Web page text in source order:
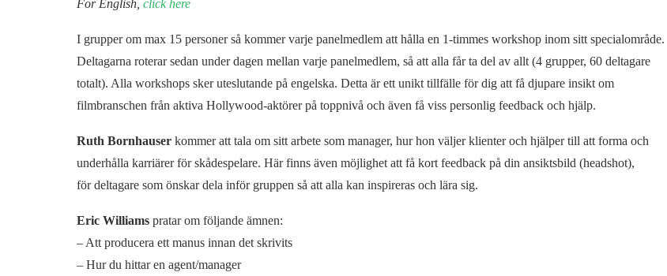
For English, click here
I grupper om max 15 personer så kommer varje panelmedlem att hålla en 1-timmes workshop inom sitt specialområde.
Deltagarna roterar sedan under dagen mellan varje panelmedlem, så att alla får ta del av allt (4 grupper, 60 deltagare
totalt). Alla workshops sker uteslutande på engelska. Detta är ett unikt tillfälle för dig att få djupare insikt om
filmbranschen från aktiva Hollywood-aktörer på toppnivå och även få viss personlig feedback och hjälp.
Ruth Bornhauserkommer att tala om sitt arbete som manager, hur hon väljer klienter och hjälper till att forma och
underhålla karriärer för skådespelare. Här finns även möjlighet att få kort feedback på din ansiktsbild (headshot),
för deltagare som önskar dela inför gruppen så att alla kan inspireras och lära sig.
Eric Williamspratar om följande ämnen:
– Att producera ett manus innan det skrivits
– Hur du hittar en agent/manager